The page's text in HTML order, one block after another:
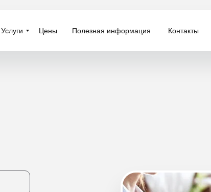
Услуги
Услуги Цены
Цены Контакты
Контакты
Полезная информация
Полезная информация